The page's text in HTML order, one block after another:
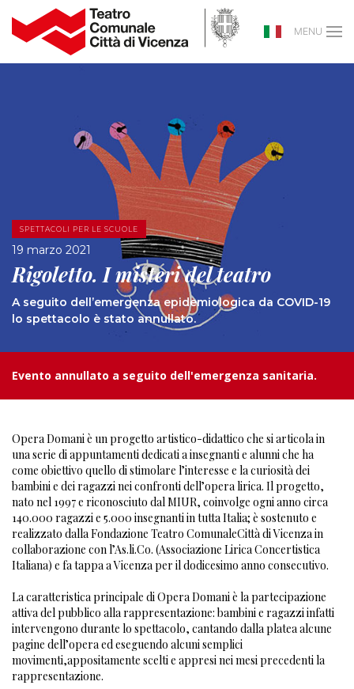
MENU
SPETTACOLI PER LE SCUOLE
19 marzo 2021
Rigoletto. I misteri del teatro
A seguito dell’emergenza epidemiologica da COVID-19
lo spettacolo è stato annullato.
Evento annullato a seguito dell'emergenza sanitaria.
Opera Domani è un progetto artistico-didattico che si articola in
una serie di appuntamenti dedicati a insegnanti e alunni che ha
come obiettivo quello di stimolare l’interesse e la curiosità dei
bambini e dei ragazzi nei confronti dell’opera lirica. Il progetto,
nato nel 1997 e riconosciuto dal MIUR, coinvolge ogni anno circa
140.000 ragazzi e 5.000 insegnanti in tutta Italia; è sostenuto e
realizzato dalla Fondazione Teatro ComunaleCittà di Vicenza in
collaborazione con l’As.li.Co. (Associazione Lirica Concertistica
Italiana) e fa tappa a Vicenza per il dodicesimo anno consecutivo.
La caratteristica principale di Opera Domani è la partecipazione
attiva del pubblico alla rappresentazione: bambini e ragazzi infatti
intervengono durante lo spettacolo, cantando dalla platea alcune
pagine dell’opera ed eseguendo alcuni semplici
movimenti,appositamente scelti e appresi nei mesi precedenti la
rappresentazione.